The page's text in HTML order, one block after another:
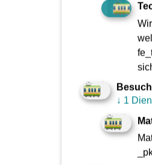
Um ein
Ein
Online-
Anspruch
↓ 1